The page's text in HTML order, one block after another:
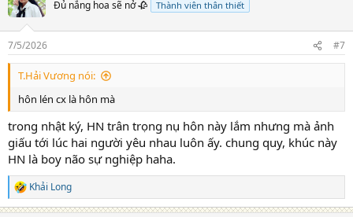
i
s
:
Đủ nắng hoa sẽ nở 🥀 Thành viên thân thiết
7/5/2026 #7
T.Hải Vương nói:
hôn lén cx là hôn mà
trong nhật ký, HN trân trọng nụ hôn này lắm nhưng mà ảnh
giấu tới lúc hai người yêu nhau luôn ấy. chung quy, khúc này
HN là boy não sự nghiệp haha.
R
e
Khải Long